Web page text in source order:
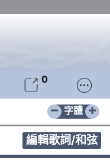
 0 
− +
字體
編輯歌詞/和弦